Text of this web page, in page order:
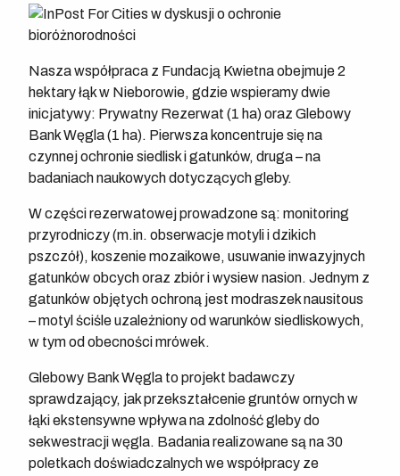
Nasza współpraca z Fundacją Kwietna obejmuje 2
hektary łąk w Nieborowie, gdzie wspieramy dwie
inicjatywy: Prywatny Rezerwat (1 ha) oraz Glebowy
Bank Węgla (1 ha). Pierwsza koncentruje się na
czynnej ochronie siedlisk i gatunków, druga – na
badaniach naukowych dotyczących gleby.
W części rezerwatowej prowadzone są: monitoring
przyrodniczy (m.in. obserwacje motyli i dzikich
pszczół), koszenie mozaikowe, usuwanie inwazyjnych
gatunków obcych oraz zbiór i wysiew nasion. Jednym z
gatunków objętych ochroną jest modraszek nausitous
– motyl ściśle uzależniony od warunków siedliskowych,
w tym od obecności mrówek.
Glebowy Bank Węgla to projekt badawczy
sprawdzający, jak przekształcenie gruntów ornych w
łąki ekstensywne wpływa na zdolność gleby do
sekwestracji węgla. Badania realizowane są na 30
poletkach doświadczalnych we współpracy ze